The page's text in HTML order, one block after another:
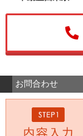
お問合わせ